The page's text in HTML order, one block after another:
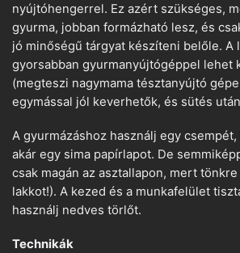
nyújtóhengerrel. Ez azért szükséges,
gyurma, jobban formázható lesz, és
jó minőségű tárgyat készíteni belőle. A
gyorsabban gyurmanyújtógéppel lehet
(megteszi nagymama tésztanyújtó
egymással jól keverhetők, és sütés
A gyurmázáshoz használj egy
akár egy sima papírlapot. De
csak magán az asztallapon, mert
lakkot!). A kezed és a munkafelület
használj nedves törlőt.
Technikák